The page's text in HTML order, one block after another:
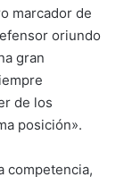
marcador de
oriundo
gran
de los
posición».
competencia,